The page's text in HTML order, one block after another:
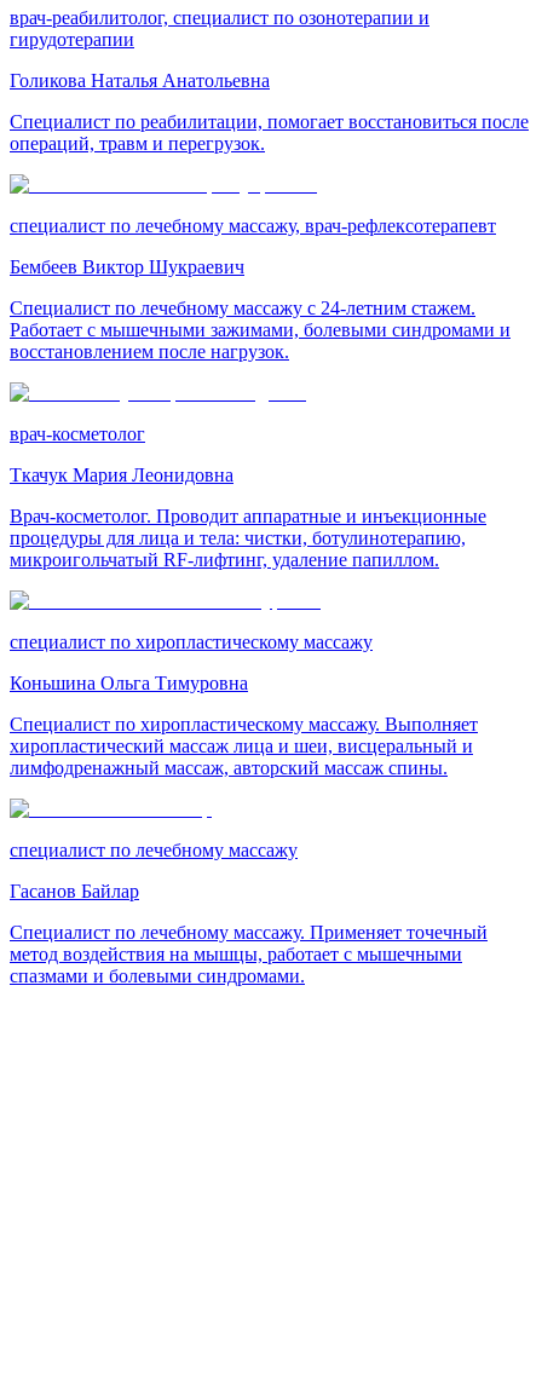
врач-реабилитолог, специалист по озонотерапии и
гирудотерапии
Голикова Наталья Анатольевна
Специалист по реабилитации, помогает восстановиться после
операций, травм и перегрузок.
специалист по лечебному массажу, врач-рефлексотерапевт
Бембеев Виктор Шукраевич
Специалист по лечебному массажу с 24-летним стажем.
Работает с мышечными зажимами, болевыми синдромами и
восстановлением после нагрузок.
врач-косметолог
Ткачук Мария Леонидовна
Врач-косметолог. Проводит аппаратные и инъекционные
процедуры для лица и тела: чистки, ботулинотерапию,
микроигольчатый RF-лифтинг, удаление папиллом.
специалист по хиропластическому массажу
Коньшина Ольга Тимуровна
Специалист по хиропластическому массажу. Выполняет
хиропластический массаж лица и шеи, висцеральный и
лимфодренажный массаж, авторский массаж спины.
специалист по лечебному массажу
Гасанов Байлар
Специалист по лечебному массажу. Применяет точечный
метод воздействия на мышцы, работает с мышечными
спазмами и болевыми синдромами.